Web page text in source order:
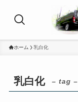
ホーム 乳白化
乳白化 – tag –